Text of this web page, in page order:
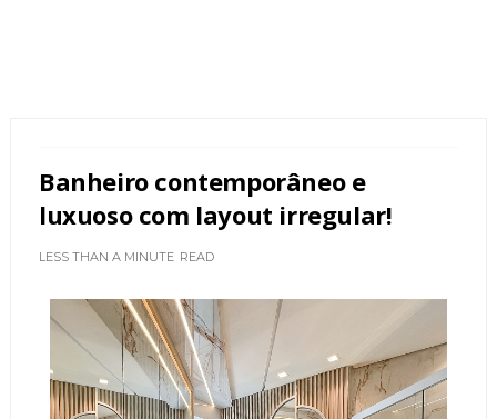
Banheiro contemporâneo e
luxuoso com layout irregular!
LESS THAN A MINUTE READ